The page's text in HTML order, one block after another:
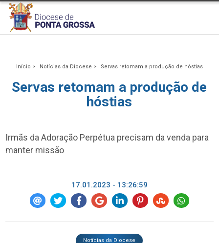
Início > Notícias da Diocese > Servas retomam a produção de hóstias
Servas retomam a produção de
hóstias
Irmãs da Adoração Perpétua precisam da venda para
manter missão
17.01.2023 - 13:26:59
Notícias da Diocese